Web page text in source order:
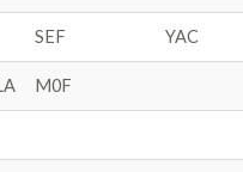
SEF YAC
M0F